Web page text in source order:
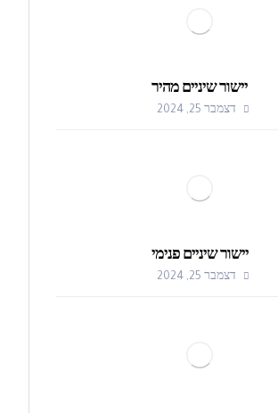
יישור שיניים מהיר
דצמבר 25, 2024
יישור שיניים פנימי
דצמבר 25, 2024